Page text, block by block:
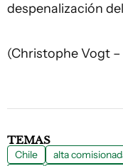
despenalización
(Christophe Vogt –
TEMAS
Chile
alta